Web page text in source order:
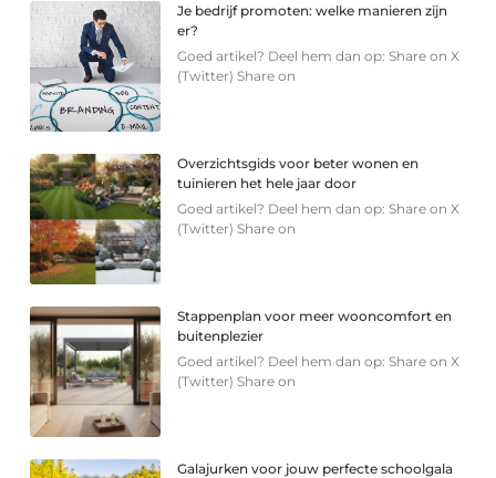
Je bedrijf promoten: welke manieren zijn
er?
Goed artikel? Deel hem dan op: Share on X
(Twitter) Share on
Overzichtsgids voor beter wonen en
tuinieren het hele jaar door
Goed artikel? Deel hem dan op: Share on X
(Twitter) Share on
Stappenplan voor meer wooncomfort en
buitenplezier
Goed artikel? Deel hem dan op: Share on X
(Twitter) Share on
Galajurken voor jouw perfecte schoolgala